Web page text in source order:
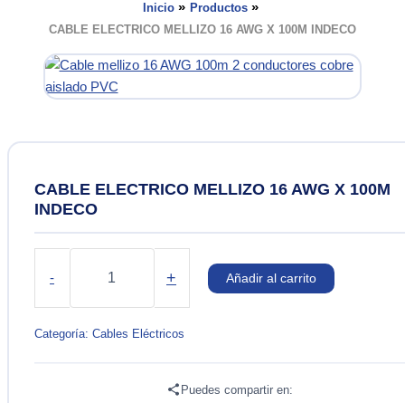
Inicio
Productos
CABLE ELECTRICO MELLIZO 16 AWG X 100M INDECO
CABLE ELECTRICO MELLIZO 16 AWG X 100M
INDECO
-
16
AWG
+ Añadir al carrito
Categoría: Cables Eléctricos
Puedes compartir en: